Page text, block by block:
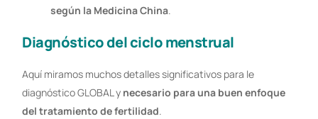
según la Medicina China.
Diagnóstico del ciclo menstrual
Aquí miramos muchos detalles significativos para le
diagnóstico GLOBAL y necesario para una buen enfoque
del tratamiento de fertilidad.